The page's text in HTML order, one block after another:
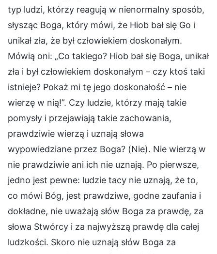
typ ludzi, którzy reagują w nienormalny sposób,
słysząc Boga, który mówi, że Hiob bał się Go i
unikał zła, że był człowiekiem doskonałym.
Mówią oni: „Co takiego? Hiob bał się Boga, unikał
zła i był człowiekiem doskonałym – czy ktoś taki
istnieje? Pokaż mi tę jego doskonałość – nie
wierzę w nią!”. Czy ludzie, którzy mają takie
pomysły i przejawiają takie zachowania,
prawdziwie wierzą i uznają słowa
wypowiedziane przez Boga? (Nie). Nie wierzą w
nie prawdziwie ani ich nie uznają. Po pierwsze,
jedno jest pewne: ludzie tacy nie uznają, że to,
co mówi Bóg, jest prawdziwe, godne zaufania i
dokładne, nie uważają słów Boga za prawdę, za
słowa Stwórcy i za najwyższą prawdę dla całej
ludzkości. Skoro nie uznają słów Boga za